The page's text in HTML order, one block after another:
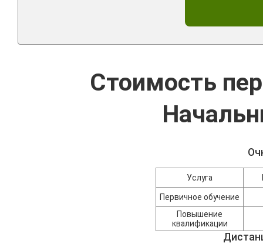
Стоимость
Услуга
Первичное обучение
Повышение
квалификации